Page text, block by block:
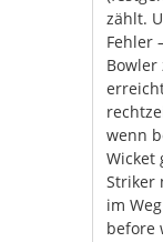
zählt.
Fehler
Bowler
wenn
Wicket
Striker
im
before